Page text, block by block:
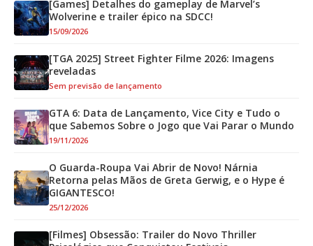
[Games] Detalhes do gameplay de Marvel’s
Wolverine e trailer épico na SDCC!
15/09/2026
[TGA 2025] Street Fighter Filme 2026: Imagens
reveladas
Sem previsão de lançamento
GTA 6: Data de Lançamento, Vice City e Tudo o
que Sabemos Sobre o Jogo que Vai Parar o Mundo
19/11/2026
O Guarda-Roupa Vai Abrir de Novo! Nárnia
Retorna pelas Mãos de Greta Gerwig, e o Hype é
GIGANTESCO!
25/12/2026
[Filmes] Obsessão: Trailer do Novo Thriller